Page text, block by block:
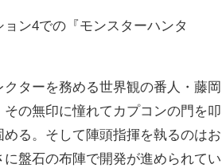
ン4での『モンスターハンタ
ターを務める世界観の番人・藤岡
の無印に憧れてカプコンの門を叩
る。そして陣頭指揮を執るのはお
盤石の布陣で開発が進められてい